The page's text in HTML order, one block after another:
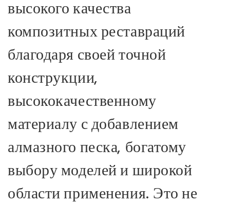
высокого качества
композитных реставраций
благодаря своей точной
конструкции,
высококачественному
материалу с добавлением
алмазного песка, богатому
выбору моделей и широкой
области применения. Это не